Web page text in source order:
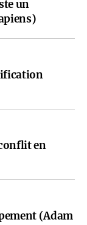
un
en
(Adam